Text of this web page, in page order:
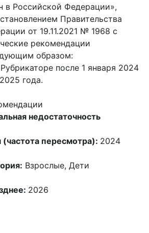
в Российской Федерации»,
Правительства
от 19.11.2021 № 1968 с
рекомендации
образом:
после 1 января 2024
года.
недостаточность
пересмотра): 2024
Взрослые, Дети
2026